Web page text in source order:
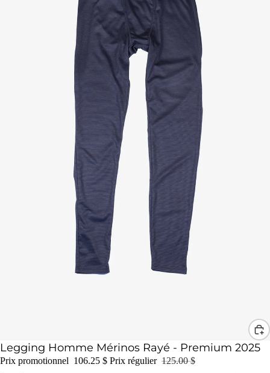
Promotion
Legging Homme Mérinos Rayé - Premium 2025
Prix promotionnel 106.25 $ Prix régulier 125.00 $